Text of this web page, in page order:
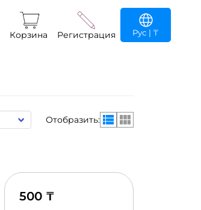
Корзина Регистрация Рус | ₸
Отобразить:
500 ₸